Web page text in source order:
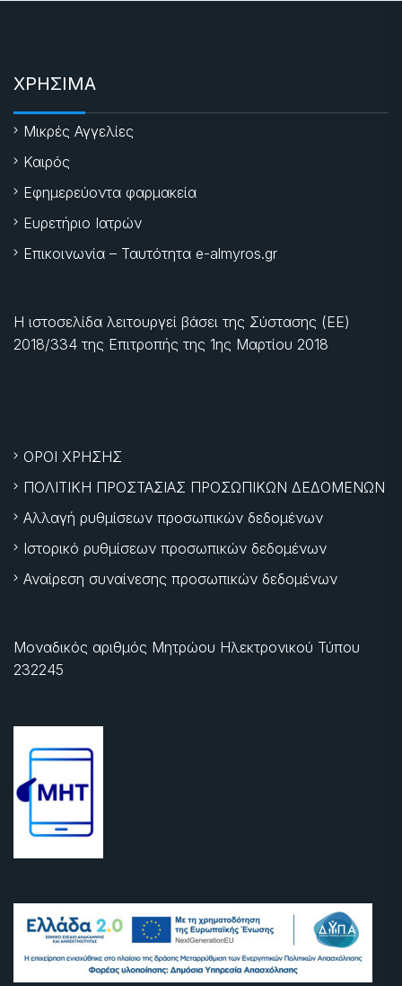
ΧΡΗΣΙΜΑ
Μικρές Αγγελίες
Καιρός
Εφημερεύοντα φαρμακεία
Ευρετήριο Ιατρών
Επικοινωνία – Ταυτότητα e-almyros.gr
Η ιστοσελίδα λειτουργεί βάσει της Σύστασης (ΕΕ)
2018/334 της Επιτροπής της 1ης Μαρτίου 2018
ΟΡΟΙ ΧΡΗΣΗΣ
ΠΟΛΙΤΙΚΗ ΠΡΟΣΤΑΣΙΑΣ ΠΡΟΣΩΠΙΚΩΝ ΔΕΔΟΜΕΝΩΝ
Αλλαγή ρυθμίσεων προσωπικών δεδομένων
Ιστορικό ρυθμίσεων προσωπικών δεδομένων
Αναίρεση συναίνεσης προσωπικών δεδομένων
Μοναδικός αριθμός Μητρώου Ηλεκτρονικού Τύπου
232245